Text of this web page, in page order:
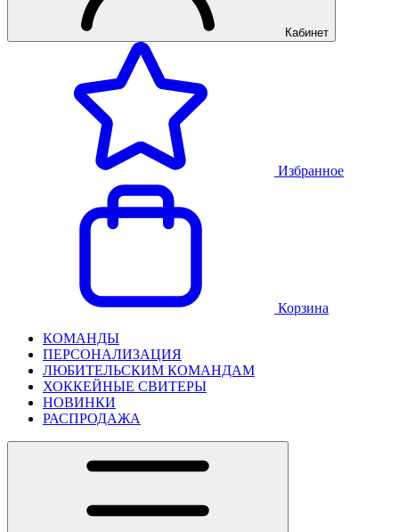
Кабинет
Избранное
Корзина
КОМАНДЫ
ПЕРСОНАЛИЗАЦИЯ
ЛЮБИТЕЛЬСКИМ КОМАНДАМ
ХОККЕЙНЫЕ СВИТЕРЫ
НОВИНКИ
РАСПРОДАЖА